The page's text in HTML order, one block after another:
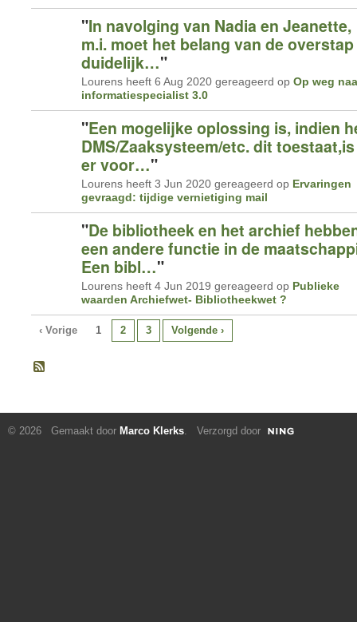
"In navolging van Nadia en Jeanette,
m.i. moet het belang van de overstap
duidelijk…"
Lourens heeft 6 Aug 2020 gereageerd op Op weg
informatiespecialist 3.0
"Een mogelijke oplossing is, indien
DMS/Zaaksysteem/etc. dit toestaat,is
er voor…"
Lourens heeft 3 Jun 2020 gereageerd op Ervaringen
gevraagd: tijdige vernietiging mail
"De bibliotheek en het archief
een andere functie in de
Een bibl…"
Lourens heeft 4 Jun 2019 gereageerd op Publieke
waarden Archiefwet- Bibliotheekwet ?
‹ Vorige 1 2 3 Volgende ›
© 2026 Gemaakt door Marco Klerks. Verzorgd door